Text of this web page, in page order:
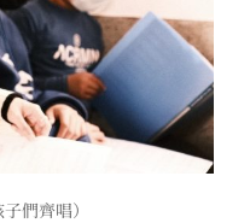
們齊唱）